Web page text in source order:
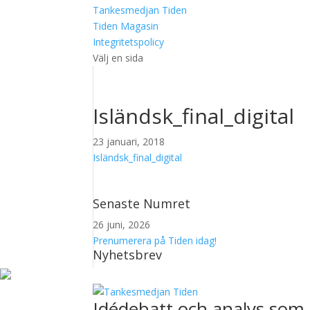
Tankesmedjan Tiden
Tiden Magasin
Integritetspolicy
Välj en sida
Isländsk_final_digital
23 januari, 2018
Isländsk_final_digital
Senaste Numret
26 juni, 2026
Prenumerera på Tiden idag!
Nyhetsbrev